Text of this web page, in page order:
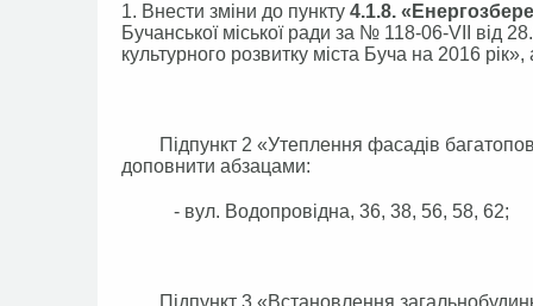
1. Внести зміни до пункту 4.1.8.
Бучанської міської ради за № 118-06-VІI від
культурного розвитку міста Буча на 2016
Підпункт 2 «Утеплення фасадів
доповнити абзацами:
- вул. Водопровідна, 36, 38, 56, 58, 62;
Підпункт 3 «Встановлення